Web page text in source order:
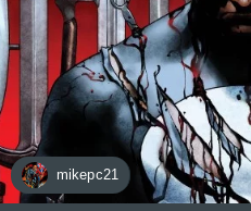
mikepc21